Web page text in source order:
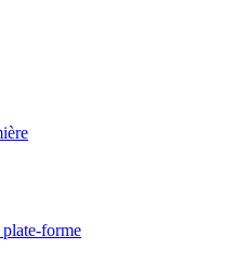
plate-forme